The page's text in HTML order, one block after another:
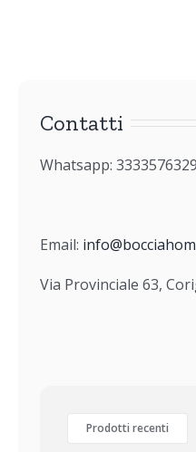
Contatti
Whatsapp: 3333576329
Email:
Via Provinciale 63,
Prodotti recenti